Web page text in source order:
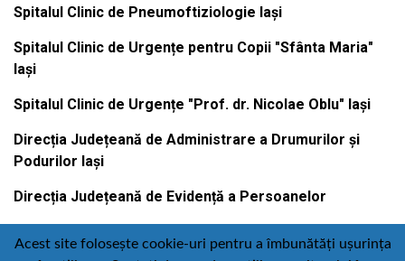
Spitalul Clinic de Pneumoftiziologie Iași
Spitalul Clinic de Urgențe pentru Copii "Sfânta Maria"
Iași
Spitalul Clinic de Urgențe "Prof. dr. Nicolae Oblu" Iași
Direcția Județeană de Administrare a Drumurilor și
Podurilor Iași
Direcția Județeană de Evidență a Persoanelor
Acest site folosește cookie-uri pentru a îmbunătăți ușurința